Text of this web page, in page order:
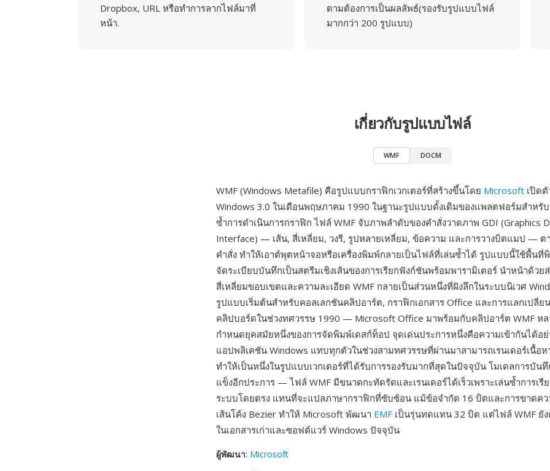
Dropbox, URL หรือทำการลากไฟล์มาที่
หน้า.
ตามต้องการเป็นผลลัพธ์(รองรับรูปแบบไฟล์
มากกว่า 200 รูปแบบ)
เกี่ยวกับรูปแบบไฟล์
WMF DOCM
WMF (Windows Metafile) คือรูปแบบกราฟิกเวกเตอร์ที่สร้างขึ้นโดย Microsoft เปิด
Windows 3.0 ในเดือนพฤษภาคม 1990 ในฐานะรูปแบบดั้งเดิมของแพลตฟอร์มสำหรั
ซ้ำการดำเนินการกราฟิก ไฟล์ WMF จับภาพลำดับของคำสั่งวาดภาพ GDI (Graphics
Interface) — เส้น, สี่เหลี่ยม, วงรี, รูปหลายเหลี่ยม, ข้อความ และการวางบิตแมป —
คำสั่ง ทำให้เอาต์พุตหน้าจอหรือเครื่องพิมพ์กลายเป็นไฟล์ที่เล่นซ้ำได้ รูปแบบนี้ใช้พื้นที่
จัดระเบียบบันทึกเป็นสตรีมเชิงเส้นของการเรียกฟังก์ชันพร้อมพารามิเตอร์ นำหน้าด้วย
สี่เหลี่ยมขอบเขตและความละเอียด WMF กลายเป็นส่วนหนึ่งที่ฝังลึกในระบบนิเวศ
รูปแบบเริ่มต้นสำหรับคอลเลกชันคลิปอาร์ต, กราฟิกเอกสาร Office และการแลกเปลี่ย
คลิปบอร์ดในช่วงทศวรรษ 1990 — Microsoft Office มาพร้อมกับคลิปอาร์ต WMF ห
กำหนดยุคสมัยหนึ่งของการจัดพิมพ์เดสก์ท็อป จุดเด่นประการหนึ่งคือความเข้ากันได้อย่
แอปพลิเคชัน Windows แทบทุกตัวในช่วงสามทศวรรษที่ผ่านมาสามารถเรนเดอร์เนื้อห
ทำให้เป็นหนึ่งในรูปแบบเวกเตอร์ที่ได้รับการรองรับมากที่สุดในปัจจุบัน โมเดลการบันทึ
แข็งอีกประการ — ไฟล์ WMF มีขนาดกะทัดรัดและเรนเดอร์ได้เร็วเพราะเล่นซ้ำการเรี
ระบบโดยตรง แทนที่จะแปลภาษากราฟิกที่ซับซ้อน แม้ข้อจำกัด 16 บิตและการขาดคว
เส้นโค้ง Bezier ทำให้ Microsoft พัฒนา EMF เป็นรุ่นทดแทน 32 บิต แต่ไฟล์ WMF ยั
ในเอกสารเก่าและซอฟต์แวร์ Windows ปัจจุบัน
ผู้พัฒนา: Microsoft